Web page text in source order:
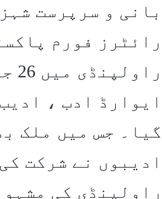
بانی و سرپرست
رائٹرز فورم
ایوارڈ ادب ،
گیا۔ جس میں ملک
ادیبوں نے شرکت
راولپنڈی کی